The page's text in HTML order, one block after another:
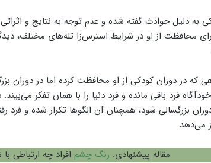
به دلیل حوادث گفته شده و عدم توجه به نتایج و
محافظت از او در شرایط استرس‌زا تله‌های مختلف،
که در دوران کودکی از او محافظت کرده اما در دوران
فرد باقی مانده و فرد دنیا را با همان تفکر
بزرگسالی شود، همچنان آن الگوها تکرار شده و فرد
می‌دهد.
مقاله پیشنهادی: رنگ چشم افراد چه ارتباطی